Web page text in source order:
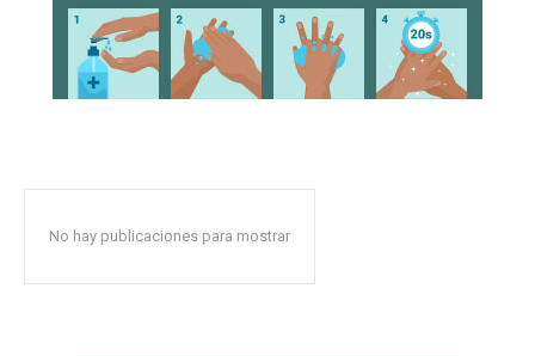
No hay publicaciones para mostrar